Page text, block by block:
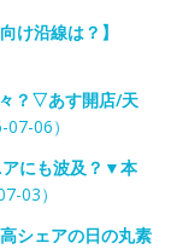
け沿線は？】
？▽あす開店/天
07-06）
にも波及？▼本
03）
シェアの日の丸素